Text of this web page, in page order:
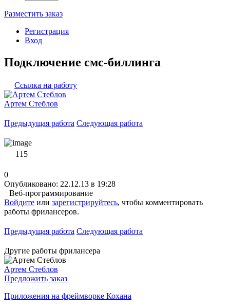
Разместить заказ
Регистрация
Вход
Подключение смс-биллинга
Ссылка на работу
Артем Стеблов
Предыдущая работа Следующая работа
115
0
Опубликовано: 22.12.13 в 19:28
Веб-программирование
Войдите или зарегистрируйтесь, чтобы комментировать
работы фрилансеров.
Предыдущая работа Следующая работа
Другие работы фрилансера
Артем Стеблов
Предложить заказ
Приложения на фреймворке Кохана